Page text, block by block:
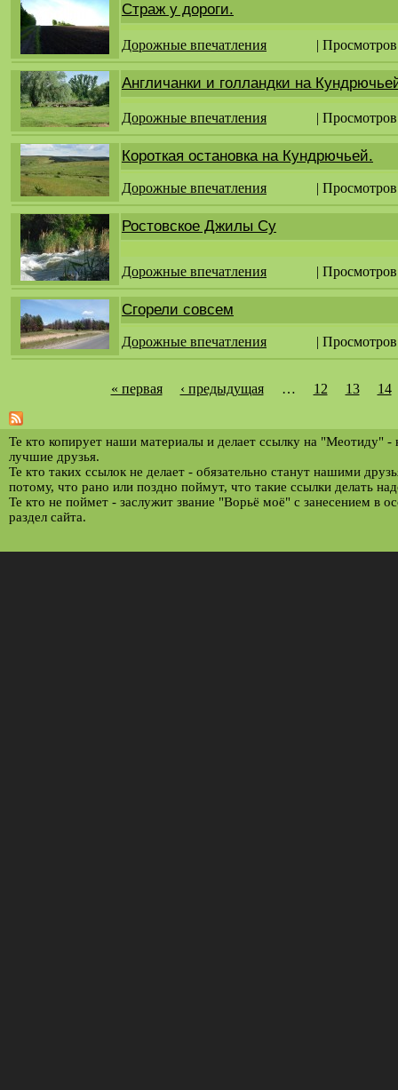
Страж у дороги.
Дорожные впечатления |
Англичанки и голландки на
Дорожные впечатления |
Короткая остановка на Кундрючьей.
Дорожные впечатления |
Ростовское Джилы Су
Дорожные впечатления |
Сгорели совсем
Дорожные впечатления |
т
р
а
н
и
« первая ‹ предыдущая … 12 13 14
Те кто копирует наши материалы и делает ссылку на "Меотиду" -
лучшие друзья.
Те кто таких ссылок не делает - обязательно станут нашими
потому, что рано или поздно поймут, что такие ссылки делать
Те кто не поймет - заслужит звание "Ворьё моё" с занесением в
раздел сайта.